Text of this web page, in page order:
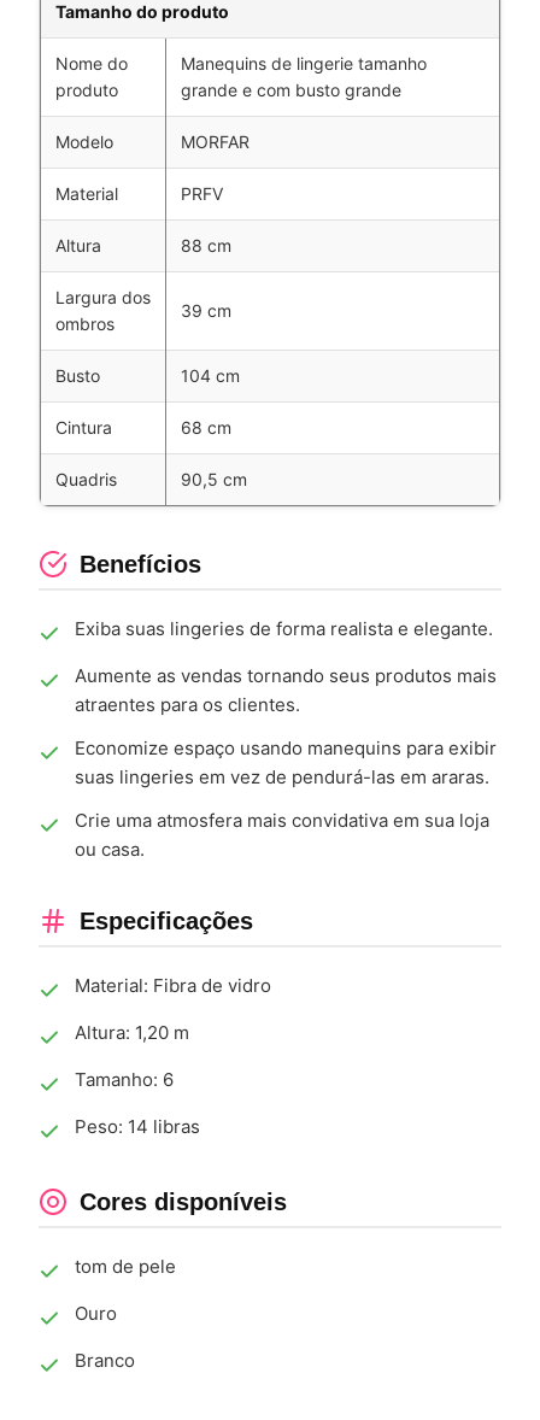
Tamanho do produto
Nome do
produto
Manequins de lingerie tamanho
grande e com busto grande
Modelo MORFAR
Material PRFV
Altura 88 cm
Largura dos
ombros
39 cm
Busto 104 cm
Cintura 68 cm
Quadris 90,5 cm
Benefícios
Exiba suas lingeries de forma realista e elegante.
Aumente as vendas tornando seus produtos mais
atraentes para os clientes.
Economize espaço usando manequins para exibir
suas lingeries em vez de pendurá-las em araras.
Crie uma atmosfera mais convidativa em sua loja
ou casa.
Especificações
Material: Fibra de vidro
Altura: 1,20 m
Tamanho: 6
Peso: 14 libras
Cores disponíveis
tom de pele
Ouro
Branco